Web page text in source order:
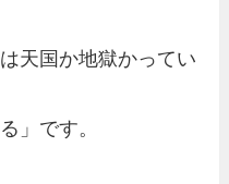
天国か地獄かってい
」です。